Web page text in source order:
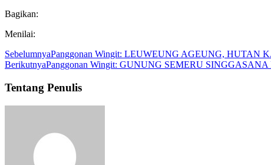
Bagikan:
Menilai:
SebelumnyaPanggonan Wingit: LEUWEUNG AGEUNG, HUTAN
BerikutnyaPanggonan Wingit: GUNUNG SEMERU SINGGASANA
Tentang Penulis